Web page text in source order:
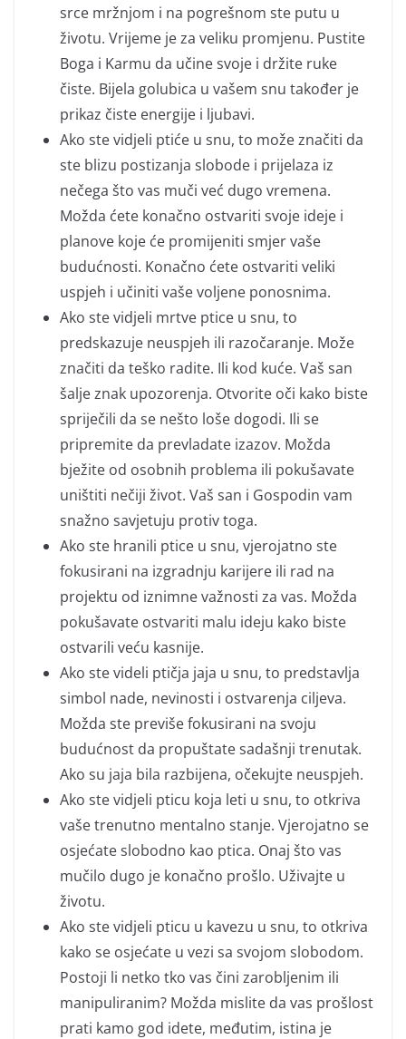
srce mržnjom i na pogrešnom ste putu u
životu. Vrijeme je za veliku promjenu. Pustite
Boga i Karmu da učine svoje i držite ruke
čiste. Bijela golubica u vašem snu također je
prikaz čiste energije i ljubavi.
Ako ste vidjeli ptiće u snu, to može značiti da
ste blizu postizanja slobode i prijelaza iz
nečega što vas muči već dugo vremena.
Možda ćete konačno ostvariti svoje ideje i
planove koje će promijeniti smjer vaše
budućnosti. Konačno ćete ostvariti veliki
uspjeh i učiniti vaše voljene ponosnima.
Ako ste vidjeli mrtve ptice u snu, to
predskazuje neuspjeh ili razočaranje. Može
značiti da teško radite. Ili kod kuće. Vaš san
šalje znak upozorenja. Otvorite oči kako biste
spriječili da se nešto loše dogodi. Ili se
pripremite da prevladate izazov. Možda
bježite od osobnih problema ili pokušavate
uništiti nečiji život. Vaš san i Gospodin vam
snažno savjetuju protiv toga.
Ako ste hranili ptice u snu, vjerojatno ste
fokusirani na izgradnju karijere ili rad na
projektu od iznimne važnosti za vas. Možda
pokušavate ostvariti malu ideju kako biste
ostvarili veću kasnije.
Ako ste videli ptičja jaja u snu, to predstavlja
simbol nade, nevinosti i ostvarenja ciljeva.
Možda ste previše fokusirani na svoju
budućnost da propuštate sadašnji trenutak.
Ako su jaja bila razbijena, očekujte neuspjeh.
Ako ste vidjeli pticu koja leti u snu, to otkriva
vaše trenutno mentalno stanje. Vjerojatno se
osjećate slobodno kao ptica. Onaj što vas
mučilo dugo je konačno prošlo. Uživajte u
životu.
Ako ste vidjeli pticu u kavezu u snu, to otkriva
kako se osjećate u vezi sa svojom slobodom.
Postoji li netko tko vas čini zarobljenim ili
manipuliranim? Možda mislite da vas prošlost
prati kamo god idete, međutim, istina je